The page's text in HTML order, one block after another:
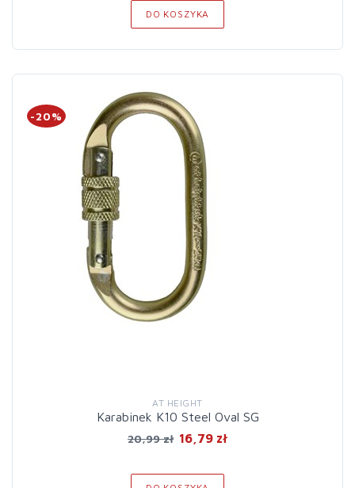
DO KOSZYKA
-20%
AT HEIGHT
Karabinek K10 Steel Oval SG
20,99 zł 16,79 zł